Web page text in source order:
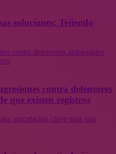
soluciones: Tejiendo
contra defensores ambientales
contra defensores
que existen registros
articulación clave para una